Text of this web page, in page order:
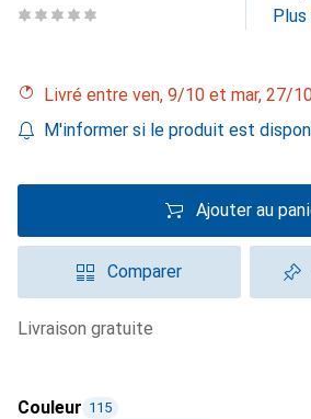
Livré entre ven, 9/10 et mar, 27/
M'informer si le produit est
Ajouter au
Comparer
livraison gratuite
Couleur 115